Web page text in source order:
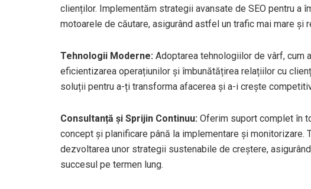
clienților. Implementăm strategii avansate de SEO pentru a
motoarele de căutare, asigurând astfel un trafic mai mare și
Tehnologii Moderne: Adoptarea tehnologiilor de vârf, cum
eficientizarea operațiunilor și îmbunătățirea relațiilor cu
soluții pentru a-ți transforma afacerea și a-i crește
Consultanță și Sprijin Continuu: Oferim suport complet în
concept și planificare până la implementare și
dezvoltarea unor strategii sustenabile de creștere,
succesul pe termen lung.